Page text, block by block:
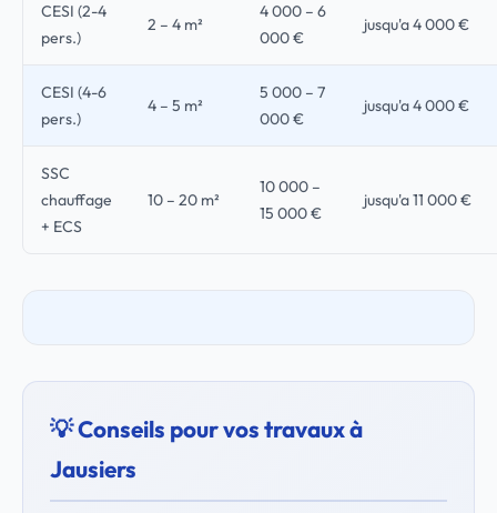
CESI (2-4
pers.)
2 – 4 m²
4 000 – 6
000 €
jusqu'a 4 000 €
CESI (4-6
pers.)
4 – 5 m²
5 000 – 7
000 €
jusqu'a 4 000 €
SSC
chauffage
+ ECS
10 – 20 m²
10 000 –
15 000 €
jusqu'a 11 000 €
💡 Conseils pour vos travaux à
Jausiers